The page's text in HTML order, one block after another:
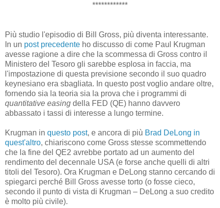
************
Più studio l'episodio di Bill Gross, più diventa interessante.
In un post precedente ho discusso di come Paul Krugman
avesse ragione a dire che la scommessa di Gross contro il
Ministero del Tesoro gli sarebbe esplosa in faccia, ma
l'impostazione di questa previsione secondo il suo quadro
keynesiano era sbagliata. In questo post voglio andare oltre,
fornendo sia la teoria sia la prova che i programmi di
quantitative easing della FED (QE) hanno davvero
abbassato i tassi di interesse a lungo termine.
Krugman in questo post, e ancora di più Brad DeLong in
quest'altro, chiariscono come Gross stesse scommettendo
che la fine del QE2 avrebbe portato ad un aumento del
rendimento del decennale USA (e forse anche quelli di altri
titoli del Tesoro). Ora Krugman e DeLong stanno cercando di
spiegarci perché Bill Gross avesse torto (o fosse cieco,
secondo il punto di vista di Krugman – DeLong a suo credito
è molto più civile).